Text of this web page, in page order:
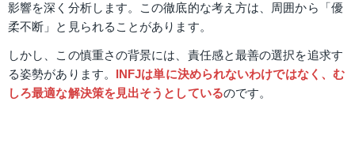
影響を深く分析します。この徹底的な考え方は、周囲から「優
柔不断」と見られることがあります。
しかし、この慎重さの背景には、責任感と最善の選択を追求す
る姿勢があります。 INFJは単に決められないわけではなく、む
しろ最適な解決策を見出そうとしているのです。